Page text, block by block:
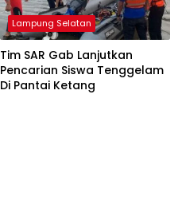
Lampung Selatan
Tim SAR Gab Lanjutkan
Pencarian Siswa Tenggelam
Di Pantai Ketang